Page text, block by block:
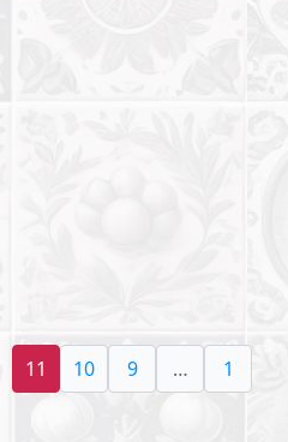
1
…
9
10
11